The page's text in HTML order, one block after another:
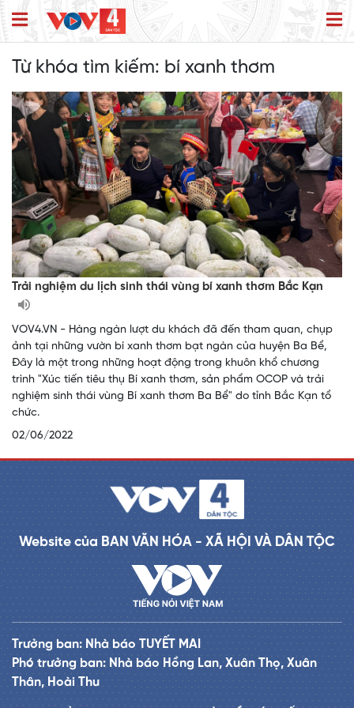
Từ khóa tìm kiếm: bí xanh thơm
Trải nghiệm du lịch sinh thái vùng bí xanh thơm Bắc Kạn
VOV4.VN - Hàng ngàn lượt du khách đã đến tham quan, chụp
ảnh tại những vườn bí xanh thơm bạt ngàn của huyện Ba Bể,
Đây là một trong những hoạt động trong khuôn khổ chương
trình "Xúc tiến tiêu thụ Bí xanh thơm, sản phẩm OCOP và trải
nghiệm sinh thái vùng Bí xanh thơm Ba Bể" do tỉnh Bắc Kạn tổ
chức.
02/06/2022
Website của BAN VĂN HÓA - XÃ HỘI VÀ DÂN TỘC
Trưởng ban: Nhà báo TUYẾT MAI
Phó trưởng ban: Nhà báo Hồng Lan, Xuân Thọ, Xuân
Thân, Hoài Thu